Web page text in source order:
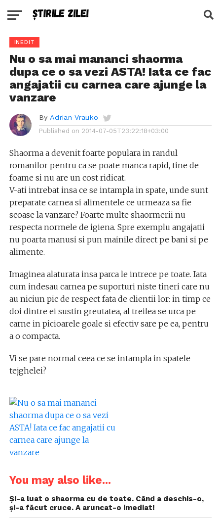
INEDIT
Nu o sa mai mananci shaorma
dupa ce o sa vezi ASTA! Iata ce fac
angajatii cu carnea care ajunge la
vanzare
By Adrian Vrauko
Published on 2014-07-05T23:22:18+03:00
Shaorma a devenit foarte populara in randul
romanilor pentru ca se poate manca rapid, tine de
foame si nu are un cost ridicat.
V-ati intrebat insa ce se intampla in spate, unde sunt
preparate carnea si alimentele ce urmeaza sa fie
scoase la vanzare? Foarte multe shaormerii nu
respecta normele de igiena. Spre exemplu angajatii
nu poarta manusi si pun mainile direct pe bani si pe
alimente.
Imaginea alaturata insa parca le intrece pe toate. Iata
cum indesau carnea pe suporturi niste tineri care nu
au niciun pic de respect fata de clientii lor: in timp ce
doi dintre ei sustin greutatea, al treilea se urca pe
carne in picioarele goale si efectiv sare pe ea, pentru
a o compacta.
Vi se pare normal ceea ce se intampla in spatele
tejghelei?
You may also like...
Și-a luat o shaorma cu de toate. Când a deschis-o,
și-a făcut cruce. A aruncat-o imediat!